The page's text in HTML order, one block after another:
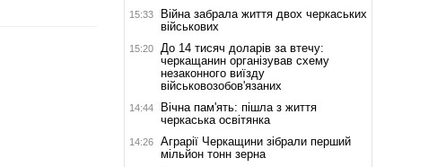
15:33
Війна забрала життя двох черкаських
військових
15:20
До 14 тисяч доларів за втечу:
черкащанин організував схему
незаконного виїзду
військовозобов'язаних
14:44
Вічна пам'ять: пішла з життя
черкаська освітянка
14:26
Аграрії Черкащини зібрали перший
мільйон тонн зерна